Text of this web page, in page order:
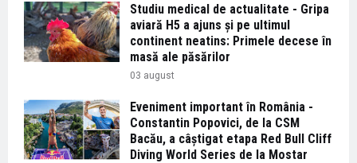
Studiu medical de actualitate - Gripa
aviară H5 a ajuns și pe ultimul
continent neatins: Primele decese în
masă ale păsărilor
03 august
Eveniment important în România -
Constantin Popovici, de la CSM
Bacău, a câștigat etapa Red Bull Cliff
Diving World Series de la Mostar